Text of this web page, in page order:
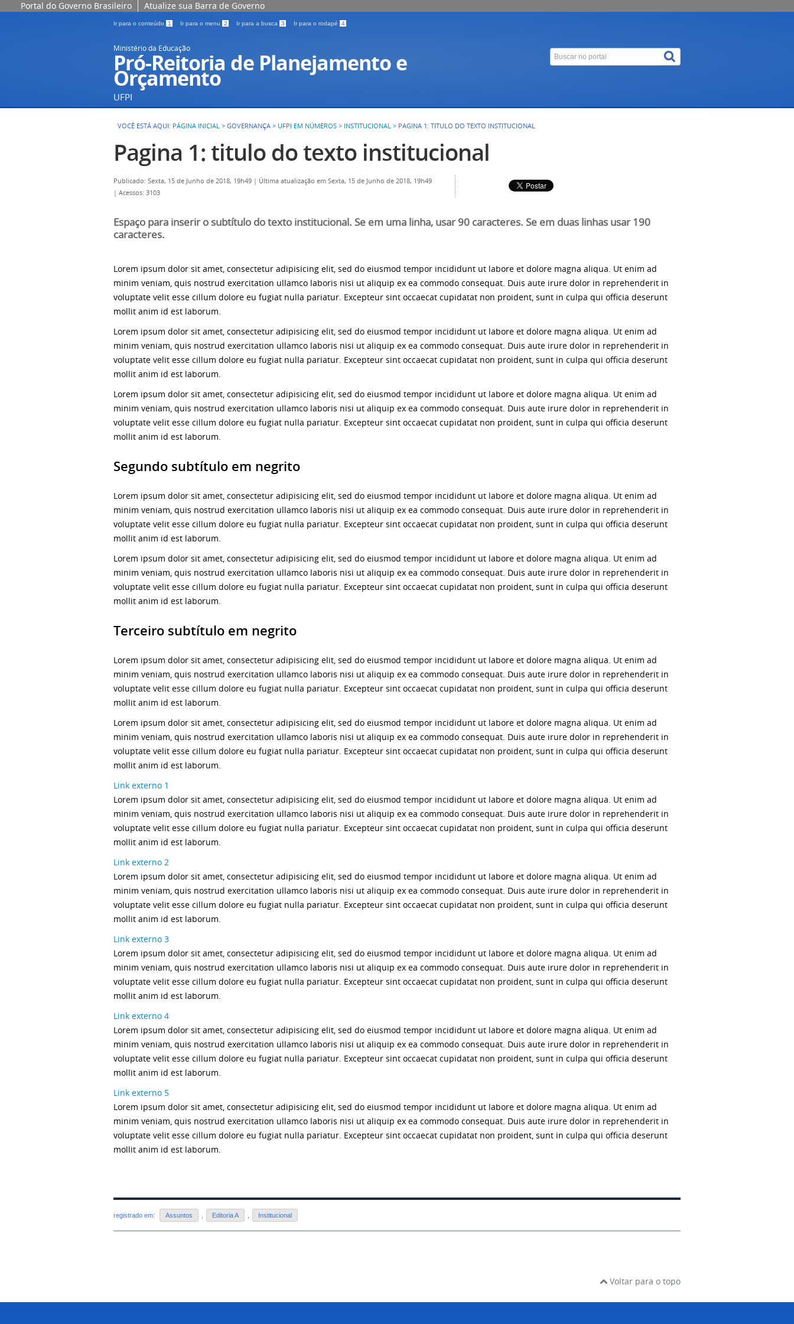
Portal do Governo Brasileiro Atualize sua Barra de Governo
Ir para o conteúdo 1 Ir para o menu 2 Ir para a busca 3 Ir para o rodapé 4
Ministério da Educação
Pró-Reitoria de Planejamento e
Orçamento
UFPI
VOCÊ ESTÁ AQUI: PÁGINA INICIAL > GOVERNANÇA > UFPI EM NÚMEROS > INSTITUCIONAL > PAGINA 1: TITULO DO TEXTO INSTITUCIONAL
Pagina 1: titulo do texto institucional
Publicado: Sexta, 15 de Junho de 2018, 19h49 | Última atualização em Sexta, 15 de Junho de 2018, 19h49
| Acessos: 3103
Espaço para inserir o subtítulo do texto institucional. Se em uma linha, usar 90 caracteres. Se em duas linhas usar 190
caracteres.
Lorem ipsum dolor sit amet, consectetur adipisicing elit, sed do eiusmod tempor incididunt ut labore et dolore magna aliqua. Ut enim ad
minim veniam, quis nostrud exercitation ullamco laboris nisi ut aliquip ex ea commodo consequat. Duis aute irure dolor in reprehenderit in
voluptate velit esse cillum dolore eu fugiat nulla pariatur. Excepteur sint occaecat cupidatat non proident, sunt in culpa qui officia deserunt
mollit anim id est laborum.
Lorem ipsum dolor sit amet, consectetur adipisicing elit, sed do eiusmod tempor incididunt ut labore et dolore magna aliqua. Ut enim ad
minim veniam, quis nostrud exercitation ullamco laboris nisi ut aliquip ex ea commodo consequat. Duis aute irure dolor in reprehenderit in
voluptate velit esse cillum dolore eu fugiat nulla pariatur. Excepteur sint occaecat cupidatat non proident, sunt in culpa qui officia deserunt
mollit anim id est laborum.
Lorem ipsum dolor sit amet, consectetur adipisicing elit, sed do eiusmod tempor incididunt ut labore et dolore magna aliqua. Ut enim ad
minim veniam, quis nostrud exercitation ullamco laboris nisi ut aliquip ex ea commodo consequat. Duis aute irure dolor in reprehenderit in
voluptate velit esse cillum dolore eu fugiat nulla pariatur. Excepteur sint occaecat cupidatat non proident, sunt in culpa qui officia deserunt
mollit anim id est laborum.
Segundo subtítulo em negrito
Lorem ipsum dolor sit amet, consectetur adipisicing elit, sed do eiusmod tempor incididunt ut labore et dolore magna aliqua. Ut enim ad
minim veniam, quis nostrud exercitation ullamco laboris nisi ut aliquip ex ea commodo consequat. Duis aute irure dolor in reprehenderit in
voluptate velit esse cillum dolore eu fugiat nulla pariatur. Excepteur sint occaecat cupidatat non proident, sunt in culpa qui officia deserunt
mollit anim id est laborum.
Lorem ipsum dolor sit amet, consectetur adipisicing elit, sed do eiusmod tempor incididunt ut labore et dolore magna aliqua. Ut enim ad
minim veniam, quis nostrud exercitation ullamco laboris nisi ut aliquip ex ea commodo consequat. Duis aute irure dolor in reprehenderit in
voluptate velit esse cillum dolore eu fugiat nulla pariatur. Excepteur sint occaecat cupidatat non proident, sunt in culpa qui officia deserunt
mollit anim id est laborum.
Terceiro subtítulo em negrito
Lorem ipsum dolor sit amet, consectetur adipisicing elit, sed do eiusmod tempor incididunt ut labore et dolore magna aliqua. Ut enim ad
minim veniam, quis nostrud exercitation ullamco laboris nisi ut aliquip ex ea commodo consequat. Duis aute irure dolor in reprehenderit in
voluptate velit esse cillum dolore eu fugiat nulla pariatur. Excepteur sint occaecat cupidatat non proident, sunt in culpa qui officia deserunt
mollit anim id est laborum.
Lorem ipsum dolor sit amet, consectetur adipisicing elit, sed do eiusmod tempor incididunt ut labore et dolore magna aliqua. Ut enim ad
minim veniam, quis nostrud exercitation ullamco laboris nisi ut aliquip ex ea commodo consequat. Duis aute irure dolor in reprehenderit in
voluptate velit esse cillum dolore eu fugiat nulla pariatur. Excepteur sint occaecat cupidatat non proident, sunt in culpa qui officia deserunt
mollit anim id est laborum.
Link externo 1
Lorem ipsum dolor sit amet, consectetur adipisicing elit, sed do eiusmod tempor incididunt ut labore et dolore magna aliqua. Ut enim ad
minim veniam, quis nostrud exercitation ullamco laboris nisi ut aliquip ex ea commodo consequat. Duis aute irure dolor in reprehenderit in
voluptate velit esse cillum dolore eu fugiat nulla pariatur. Excepteur sint occaecat cupidatat non proident, sunt in culpa qui officia deserunt
mollit anim id est laborum.
Link externo 2
Lorem ipsum dolor sit amet, consectetur adipisicing elit, sed do eiusmod tempor incididunt ut labore et dolore magna aliqua. Ut enim ad
minim veniam, quis nostrud exercitation ullamco laboris nisi ut aliquip ex ea commodo consequat. Duis aute irure dolor in reprehenderit in
voluptate velit esse cillum dolore eu fugiat nulla pariatur. Excepteur sint occaecat cupidatat non proident, sunt in culpa qui officia deserunt
mollit anim id est laborum.
Link externo 3
Lorem ipsum dolor sit amet, consectetur adipisicing elit, sed do eiusmod tempor incididunt ut labore et dolore magna aliqua. Ut enim ad
minim veniam, quis nostrud exercitation ullamco laboris nisi ut aliquip ex ea commodo consequat. Duis aute irure dolor in reprehenderit in
voluptate velit esse cillum dolore eu fugiat nulla pariatur. Excepteur sint occaecat cupidatat non proident, sunt in culpa qui officia deserunt
mollit anim id est laborum.
Link externo 4
Lorem ipsum dolor sit amet, consectetur adipisicing elit, sed do eiusmod tempor incididunt ut labore et dolore magna aliqua. Ut enim ad
minim veniam, quis nostrud exercitation ullamco laboris nisi ut aliquip ex ea commodo consequat. Duis aute irure dolor in reprehenderit in
voluptate velit esse cillum dolore eu fugiat nulla pariatur. Excepteur sint occaecat cupidatat non proident, sunt in culpa qui officia deserunt
mollit anim id est laborum.
Link externo 5
Lorem ipsum dolor sit amet, consectetur adipisicing elit, sed do eiusmod tempor incididunt ut labore et dolore magna aliqua. Ut enim ad
minim veniam, quis nostrud exercitation ullamco laboris nisi ut aliquip ex ea commodo consequat. Duis aute irure dolor in reprehenderit in
voluptate velit esse cillum dolore eu fugiat nulla pariatur. Excepteur sint occaecat cupidatat non proident, sunt in culpa qui officia deserunt
mollit anim id est laborum.
registrado em: Assuntos Editoria A Institucional
Voltar para o topo